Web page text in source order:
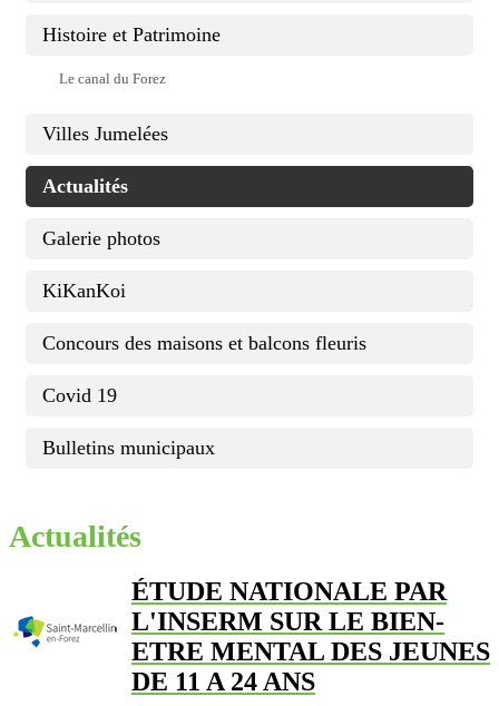
Histoire et Patrimoine
Le canal du Forez
Villes Jumelées
Actualités
Galerie photos
KiKanKoi
Concours des maisons et balcons fleuris
Covid 19
Bulletins municipaux
Actualités
ÉTUDE NATIONALE PAR
L'INSERM SUR LE BIEN-
ETRE MENTAL DES JEUNES
DE 11 A 24 ANS